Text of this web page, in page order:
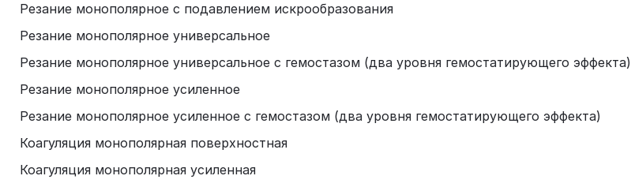
Резание монополярное с подавлением искрообразования
Резание монополярное универсальное
Резание монополярное универсальное с гемостазом (два уровня гемостатирующего эффекта)
Резание монополярное усиленное
Резание монополярное усиленное с гемостазом (два уровня гемостатирующего эффекта)
Коагуляция монополярная поверхностная
Коагуляция монополярная усиленная